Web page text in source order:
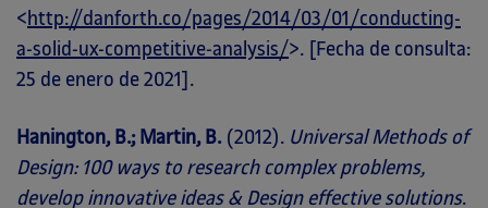
< http://danforth.co/pages/2014/03/01/conducting-
a-solid-ux-competitive-analysis/>. [Fecha de consulta:
25 de enero de 2021].
Hanington, B.; Martin, B.(2012). Universal Methods of
Design: 100 ways to research complex problems,
develop innovative ideas & Design effective solutions.